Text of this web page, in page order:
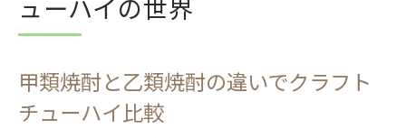
ューハイの世界
甲類焼酎と乙類焼酎の違いでクラフト
チューハイ比較